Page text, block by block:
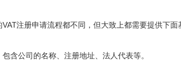
注册申请流程都不同，但大致上都需要提供下面
公司的名称、注册地址、法人代表等。